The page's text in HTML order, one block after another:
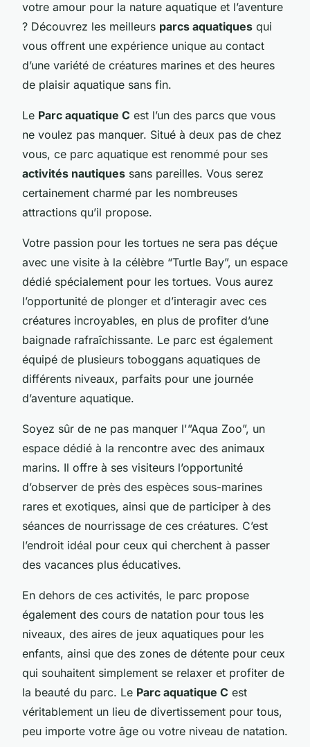
votre amour pour la nature aquatique et l’aventure
? Découvrez les meilleurs parcs aquatiques qui
vous offrent une expérience unique au contact
d’une variété de créatures marines et des heures
de plaisir aquatique sans fin.
Le Parc aquatique C est l’un des parcs que vous
ne voulez pas manquer. Situé à deux pas de chez
vous, ce parc aquatique est renommé pour ses
activités nautiques sans pareilles. Vous serez
certainement charmé par les nombreuses
attractions qu’il propose.
Votre passion pour les tortues ne sera pas déçue
avec une visite à la célèbre “Turtle Bay”, un espace
dédié spécialement pour les tortues. Vous aurez
l’opportunité de plonger et d’interagir avec ces
créatures incroyables, en plus de profiter d’une
baignade rafraîchissante. Le parc est également
équipé de plusieurs toboggans aquatiques de
différents niveaux, parfaits pour une journée
d’aventure aquatique.
Soyez sûr de ne pas manquer l'”Aqua Zoo”, un
espace dédié à la rencontre avec des animaux
marins. Il offre à ses visiteurs l’opportunité
d’observer de près des espèces sous-marines
rares et exotiques, ainsi que de participer à des
séances de nourrissage de ces créatures. C’est
l’endroit idéal pour ceux qui cherchent à passer
des vacances plus éducatives.
En dehors de ces activités, le parc propose
également des cours de natation pour tous les
niveaux, des aires de jeux aquatiques pour les
enfants, ainsi que des zones de détente pour ceux
qui souhaitent simplement se relaxer et profiter de
la beauté du parc. Le Parc aquatique C est
véritablement un lieu de divertissement pour tous,
peu importe votre âge ou votre niveau de natation.